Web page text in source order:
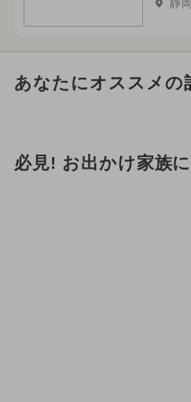
静
あなたにオススメの
必見! お出かけ家族